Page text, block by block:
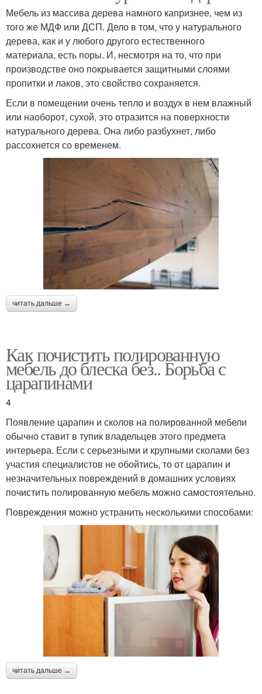
Мебель из массива дерева намного капризнее, чем из
того же МДФ или ДСП. Дело в том, что у натурального
дерева, как и у любого другого естественного
материала, есть поры. И, несмотря на то, что при
производстве оно покрывается защитными слоями
пропитки и лаков, это свойство сохраняется.
Если в помещении очень тепло и воздух в нем влажный
или наоборот, сухой, это отразится на поверхности
натурального дерева. Она либо разбухнет, либо
рассохнется со временем.
читать дальше →
Как почистить полированную
мебель до блеска без.. Борьба с
царапинами
4
Появление царапин и сколов на полированной мебели
обычно ставит в тупик владельцев этого предмета
интерьера. Если с серьезными и крупными сколами без
участия специалистов не обойтись, то от царапин и
незначительных повреждений в домашних условиях
почистить полированную мебель можно самостоятельно.
Повреждения можно устранить несколькими способами:
читать дальше →